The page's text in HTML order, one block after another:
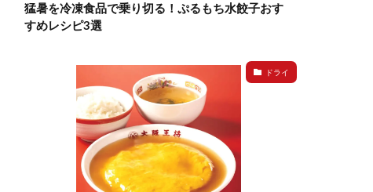
猛暑を冷凍食品で乗り切る！ぷるもち水餃子おす
すめレシピ3選
ドライ